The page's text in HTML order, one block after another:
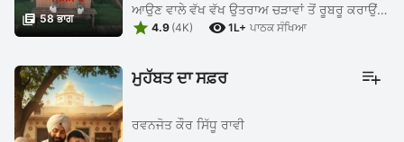
 58 ਭਾਗ
ਆਉਣ ਵਾਲੇ ਵੱਖ ਵੱਖ ਉਤਰਾਅ ਚੜਾਵਾਂ ਤੋਂ ਰੂਬਰੂ ਕਰਾਉਂਦੀ
ਇੱਕ ਦਾਸਤਾਨ ਲੈ ਕੇ ਹਾਜ਼ਿਰ ਹਾਂ.....ਮੇਰੀਆਂ ਪਿਛਲੀਆਂ
 4.9 (4K)  1L+ ਪਾਠਕ ਸੰਖਿਆ
ਮੁਹੱਬਤ ਦਾ ਸਫ਼ਰ
ਰਵਨਜੋਤ ਕੌਰ ਸਿੱਧੂ ਰਾਵੀ